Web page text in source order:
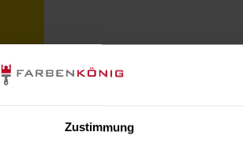
Zustimmung